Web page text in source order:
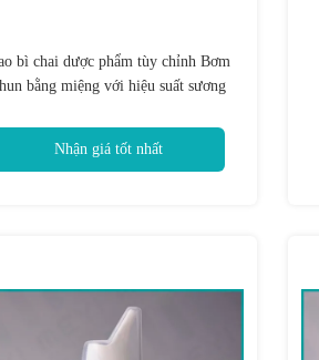
bì chai dược phẩm tùy chỉnh Bơm
bằng miệng với hiệu suất sương
Nhận giá tốt nhất